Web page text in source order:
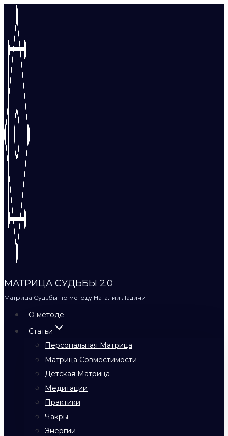
Перейти
содержимому
МАТРИЦА СУДЬБЫ 2.0
Матрица Судьбы по методу Наталии Ладини
О методе
Статьи
Персональная Матрица
Матрица Совместимости
Детская Матрица
Медитации
Практики
Чакры
Энергии